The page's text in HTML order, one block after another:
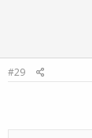
#29